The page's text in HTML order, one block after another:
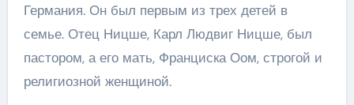
Германия. Он был первым из трех детей в
семье. Отец Ницше, Карл Людвиг Ницше, был
пастором, а его мать, Франциска Оом, строгой и
религиозной женщиной.